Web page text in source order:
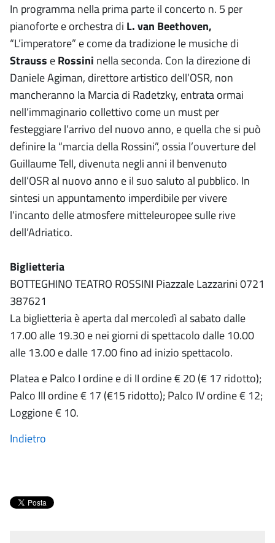
In programma nella prima parte il concerto n. 5 per
pianoforte e orchestra di L. van Beethoven,
“L’imperatore” e come da tradizione le musiche di
Strauss eRossini nella seconda. Con la direzione di
Daniele Agiman, direttore artistico dell’OSR, non
mancheranno la Marcia di Radetzky, entrata ormai
nell’immaginario collettivo come un must per
festeggiare l’arrivo del nuovo anno, e quella che si può
definire la “marcia della Rossini”, ossia l’ouverture del
Guillaume Tell, divenuta negli anni il benvenuto
dell’OSR al nuovo anno e il suo saluto al pubblico. In
sintesi un appuntamento imperdibile per vivere
l’incanto delle atmosfere mitteleuropee sulle rive
dell’Adriatico.
Biglietteria
BOTTEGHINO TEATRO ROSSINI Piazzale Lazzarini 0721
387621
La biglietteria è aperta dal mercoledì al sabato dalle
17.00 alle 19.30 e nei giorni di spettacolo dalle 10.00
alle 13.00 e dalle 17.00 fino ad inizio spettacolo.
Platea e Palco I ordine e di II ordine € 20 (€ 17 ridotto);
Palco III ordine € 17 (€15 ridotto); Palco IV ordine € 12;
Loggione € 10.
Indietro